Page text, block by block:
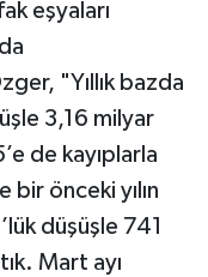
eşyaları
"Yıllık bazda
3,16 milyar
de kayıplarla
bir önceki yılın
düşüşle 741
Mart ayı